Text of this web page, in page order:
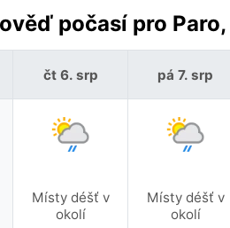
počasí pro
čt 6. srp
Místy déšť v
okolí
pá 7. srp
Místy déšť v
okolí